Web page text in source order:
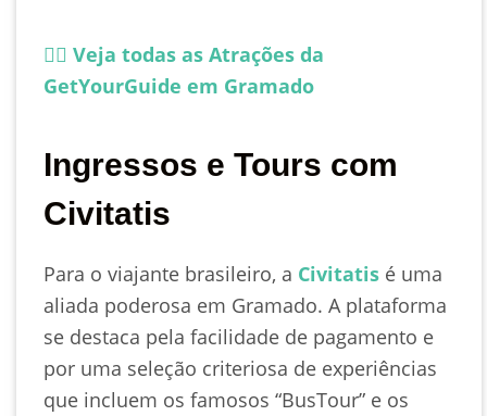
👉🏻 Veja todas as Atrações da
GetYourGuide em Gramado
Ingressos e Tours com
Civitatis
Para o viajante brasileiro, a Civitatis é uma
aliada poderosa em Gramado. A plataforma
se destaca pela facilidade de pagamento e
por uma seleção criteriosa de experiências
que incluem os famosos “BusTour” e os